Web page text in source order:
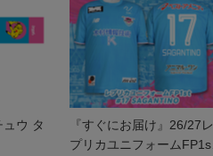
ウ タ
『すぐにお届け』26/27レ
プリカユニフォームFP1st